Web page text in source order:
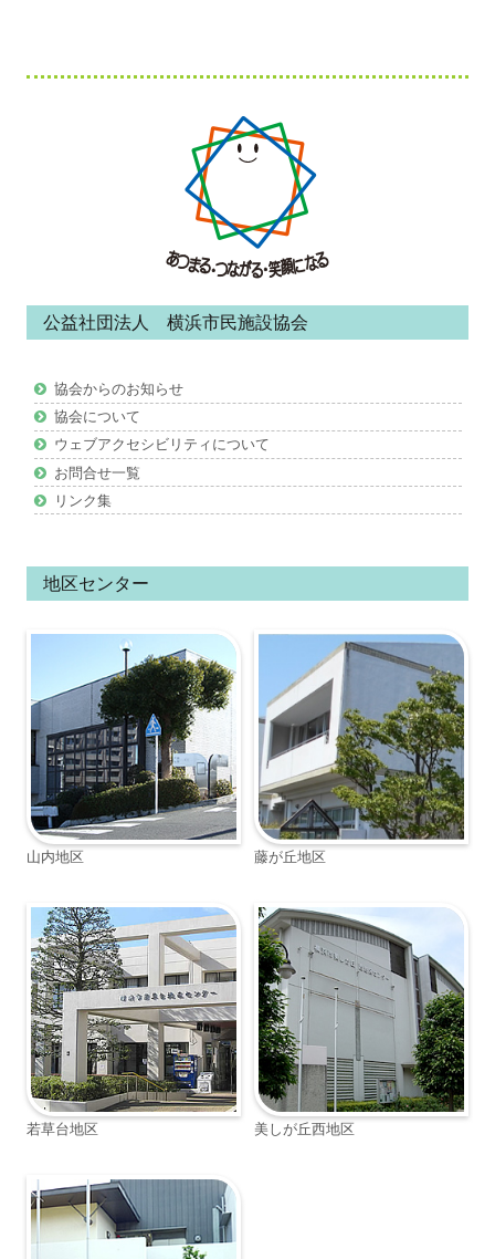
テ
ツ
公益社団法人 横浜市民施設協会
協会からのお知らせ
協会について
ウェブアクセシビリティについて
お問合せ一覧
リンク集
地区センター
山内地区 藤が丘地区
若草台地区 美しが丘西地区